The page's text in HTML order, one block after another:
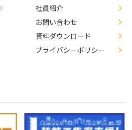
社員紹介
お問い合わせ
資料ダウンロード
プライバシーポリシー